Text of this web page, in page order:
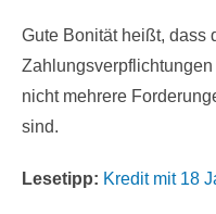
Gute Bonität heißt, dass
nicht mehrere
sind.
Lesetipp: Kredit mit 18